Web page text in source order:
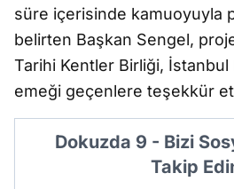
süre içerisinde kamuoyuyla
belirten Başkan Sengel,
Tarihi Kentler Birliği,
emeği geçenlere teşekkür
Dokuzda 9 - Bizi
Takip